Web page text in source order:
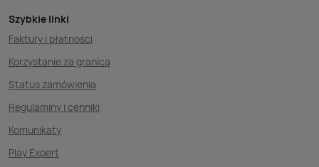
Szybkie linki
Faktury i płatności
Korzystanie za granicą
Status zamówienia
Regulaminy i cenniki
Komunikaty
Play Expert